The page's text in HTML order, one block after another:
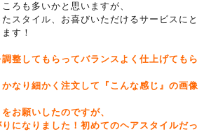
ろも多いかと思いますが、
スタイル、お喜びいただけるサービスにと
す！
調整してもらってバランスよく仕上げてもら
なり細かく注文して『こんな感じ』の画像
お願いしたのですが、
になりました！初めてのヘアスタイルだっ